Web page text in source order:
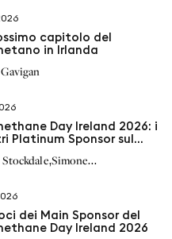
capitolo del
in Irlanda
Day Ireland 2026: i
Platinum Sponsor sul
,Simone
dei Main Sponsor del
Day Ireland 2026